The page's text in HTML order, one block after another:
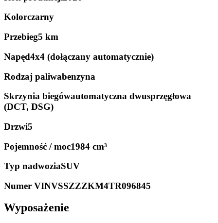
Kolorczarny
Przebieg5 km
Napęd4x4 (dołączany automatycznie)
Rodzaj paliwabenzyna
Skrzynia biegówautomatyczna dwusprzęgłowa
(DCT, DSG)
Drzwi5
Pojemność / moc1984 cm³
Typ nadwoziaSUV
Numer VINVSSZZZKM4TR096845
Wyposażenie